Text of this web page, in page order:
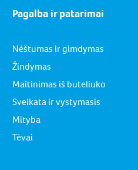
Pagalba ir patarimai
Nėštumas ir gimdymas
Žindymas
Maitinimas iš buteliuko
Sveikata ir vystymasis
Mityba
Tėvai